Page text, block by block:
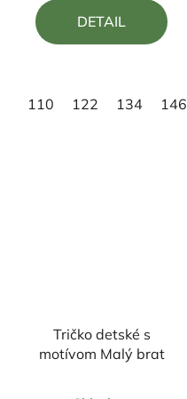
z
DETAIL
110 122 134 146
Tričko detské s
motívom Malý brat